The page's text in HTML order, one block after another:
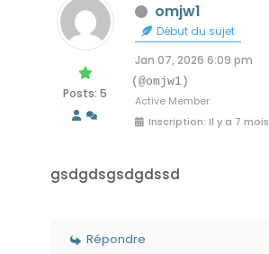
Posts: 5
omjw1
Début du sujet
Jan 07, 2026 6:09 pm
(@omjw1)
Active Member
Inscription: Il y a 7 mois
gsdgdsgsdgdssd
Répondre